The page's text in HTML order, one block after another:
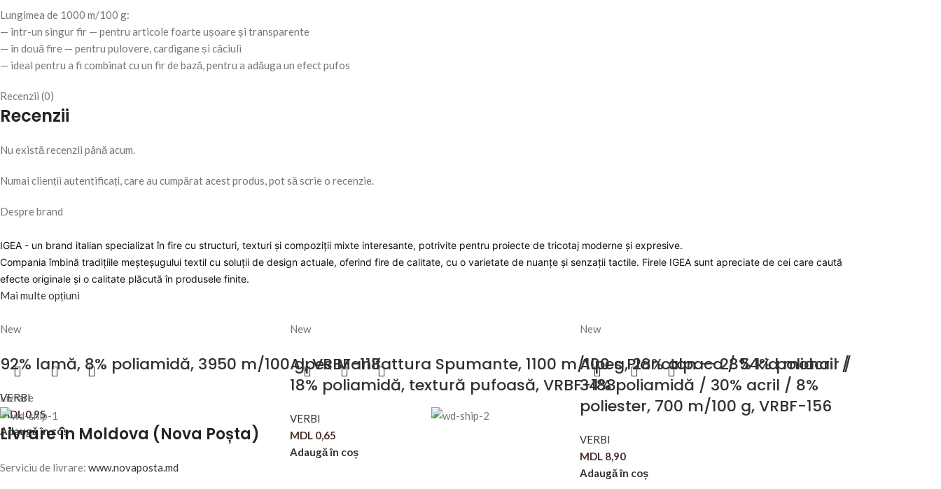
Lungimea de 1000 m/100 g:
— într-un singur fir — pentru articole foarte ușoare și transparente
— în două fire — pentru pulovere, cardigane și căciuli
— ideal pentru a fi combinat cu un fir de bază, pentru a adăuga un efect pufos
Recenzii (0)
Recenzii
Nu există recenzii până acum.
Numai clienții autentificați, care au cumpărat acest produs, pot să scrie o recenzie.
Despre brand
IGEA - un brand italian specializat în fire cu structuri, texturi și compoziții mixte interesante, potrivite pentru proiecte de tricotaj moderne și expresive.
Compania îmbină tradițiile meșteșugului textil cu soluții de design actuale, oferind fire de calitate, cu o varietate de nuanțe și senzații tactile. Firele IGEA sunt apreciate de cei care caută
efecte originale și o calitate plăcută în produsele finite.
Mai multe opțiuni
New
92% lamă, 8% poliamidă, 3950 m/100 g, VRBF-118
VERBI
MDL0,95
Adaugă în coș
New
Alpes Manifattura Spumante, 1100 m/100 g, 28% alpaca / 54% poliacril /
18% poliamidă, textură pufoasă, VRBF-188
VERBI
MDL 0,65
Adaugă în coș
New
Alpes Plancton — 28% kid mohair /
34% poliamidă / 30% acril / 8%
poliester, 700 m/100 g, VRBF-156
VERBI
MDL 8,90
Adaugă în coș
Livrare
Livrare în Moldova (Nova Poșta)
Serviciu de livrare: www.novaposta.md